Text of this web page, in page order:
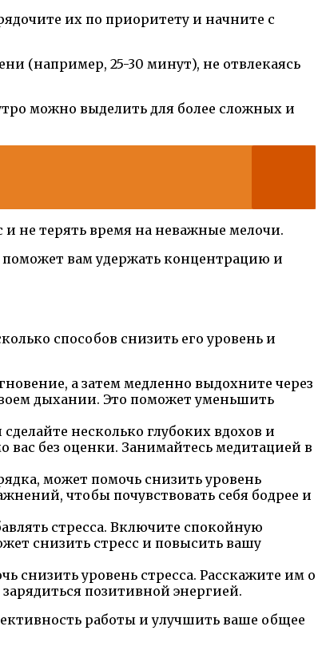
их по приоритету и начните с
(например, 25-30 минут), не отвлекаясь
можно выделить для более сложных и
и не терять время на неважные мелочи.
поможет вам удержать концентрацию и
способов снизить его уровень и
а затем медленно выдохните через
дыхании. Это поможет уменьшить
несколько глубоких вдохов и
без оценки. Занимайтесь медитацией в
может помочь снизить уровень
чтобы почувствовать себя бодрее и
стресса. Включите спокойную
снизить стресс и повысить вашу
снизить уровень стресса. Расскажите им о
позитивной энергией.
работы и улучшить ваше общее